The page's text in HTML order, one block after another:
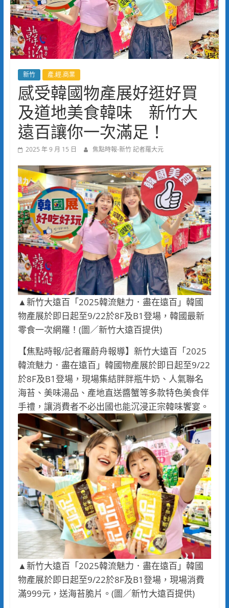
新竹 產.經.商業
感受韓國物產展好逛好買
及道地美食韓味 新竹大
遠百讓你一次滿足！
2025 年 9 月 15 日 焦點時報-新竹 記者羅大元
▲新竹大遠百「2025韓流魅力．盡在遠百」韓國
物產展於即日起至9/22於8F及B1登場，韓國最新
零食一次網羅！(圖／新竹大遠百提供)
【焦點時報/記者羅蔚舟報導】新竹大遠百「2025
韓流魅力．盡在遠百」韓國物產展於即日起至9/22
於8F及B1登場，現場集結胖胖瓶牛奶、人氣聯名
海苔、美味湯品、產地直送醬蟹等多款特色美食伴
手禮，讓消費者不必出國也能沉浸正宗韓味饗宴。
▲新竹大遠百「2025韓流魅力．盡在遠百」韓國
物產展於即日起至9/22於8F及B1登場，現場消費
滿999元，送海苔脆片。(圖／新竹大遠百提供)